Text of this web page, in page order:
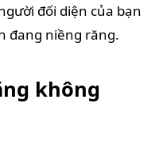
đối diện của bạn
đang niềng răng.
không